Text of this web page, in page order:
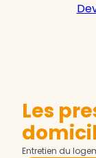
Les
Entretien du